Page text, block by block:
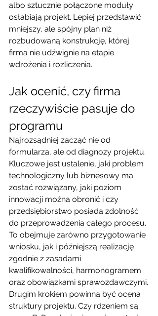
albo sztucznie połączone moduły
osłabiają projekt. Lepiej przedstawić
mniejszy, ale spójny plan niż
rozbudowaną konstrukcję, której
firma nie udźwignie na etapie
wdrożenia i rozliczenia.
Jak ocenić, czy firma
rzeczywiście pasuje do
programu
Najrozsądniej zacząć nie od
formularza, ale od diagnozy projektu.
Kluczowe jest ustalenie, jaki problem
technologiczny lub biznesowy ma
zostać rozwiązany, jaki poziom
innowacji można obronić i czy
przedsiębiorstwo posiada zdolność
do przeprowadzenia całego procesu.
To obejmuje zarówno przygotowanie
wniosku, jak i późniejszą realizację
zgodnie z zasadami
kwalifikowalności, harmonogramem
oraz obowiązkami sprawozdawczymi.
Drugim krokiem powinna być ocena
struktury projektu. Czy rdzeniem są